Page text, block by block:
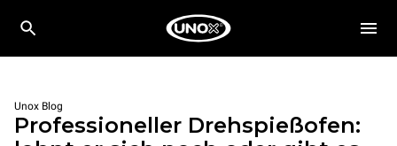
Unox Blog
Professioneller Drehspießofen: